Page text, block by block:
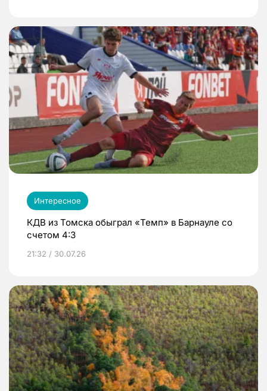
Интересное
КДВ из Томска обыграл «Темп» в Барнауле со
счетом 4:3
21:32 / 30.07.26